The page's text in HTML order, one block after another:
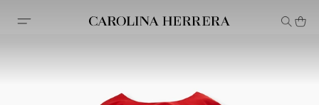
Declaración de accesibilidad (enlace)